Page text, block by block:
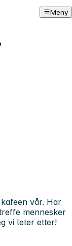
Meny
vår. Har
mennesker
vi leter etter!